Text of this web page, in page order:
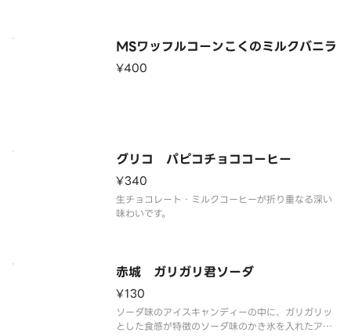
MSワッフルコーンこくのミルクバニラ
¥400
グリコ パピコチョココーヒー
¥340
生チョコレート・ミルクコーヒーが折り重なる深い
味わいです。
赤城 ガリガリ君ソーダ
¥130
ソーダ味のアイスキャンディーの中に、ガリガリッ
とした食感が特徴のソーダ味のかき氷を入れたアイ